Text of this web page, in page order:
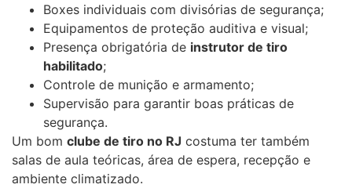
Boxes individuais com divisórias de segurança;
Equipamentos de proteção auditiva e visual;
Presença obrigatória de instrutor de tiro
habilitado;
Controle de munição e armamento;
Supervisão para garantir boas práticas de
segurança.
Um bom clube de tiro no RJ costuma ter também
salas de aula teóricas, área de espera, recepção e
ambiente climatizado.